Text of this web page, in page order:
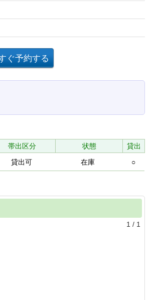
帯出区分 状態
貸出
貸出可 在庫 ○
1 / 1